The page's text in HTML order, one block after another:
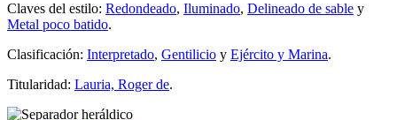
Claves del estilo: Redondeado, Iluminado, Delineado de sable y
Metal poco batido.
Clasificación: Interpretado, Gentilicio y Ejército y Marina.
Titularidad: Lauria, Roger de.